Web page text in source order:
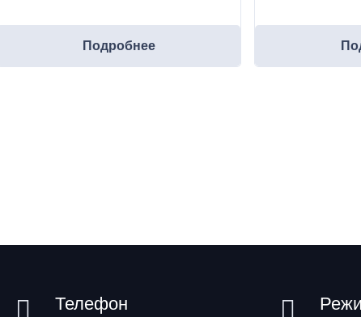
Подробнее
Телефон